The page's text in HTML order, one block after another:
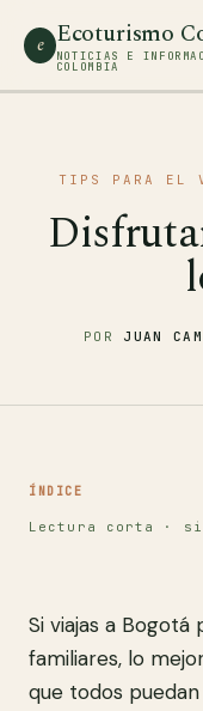
e Ecoturismo
NOTICIAS E
COLOMBIA
TIPS PARA EL
POR JUAN
ÍNDICE
Lectura corta ·
Si viajas a Bogotá
familiares, lo
que todos